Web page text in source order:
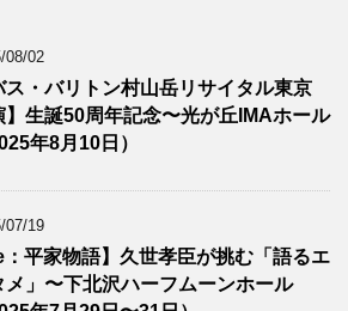
08/02
ス・バリトン村山岳リサイタル東京
】生誕50周年記念〜光が丘IMAホール
年8月10日）
07/19
：平家物語】久世孝臣が挑む「語るエ
メ」〜下北沢ハーフムーンホール